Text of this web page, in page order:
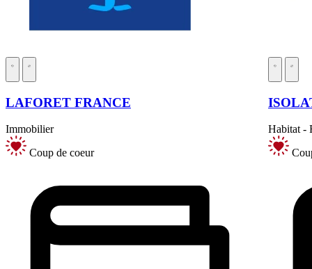
LAFORET FRANCE
Immobilier
Coup de coeur
Habitat -